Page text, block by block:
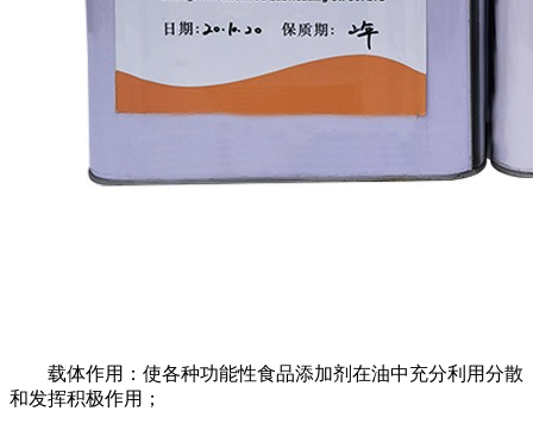
载体作用：使各种功能性食品添加剂在油中充分利用分散
和发挥积极作用；